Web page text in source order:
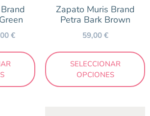
€
Zapato Muris Brand
Petra Bark Brown
59,00€
SELECCIONAR
OPCIONES